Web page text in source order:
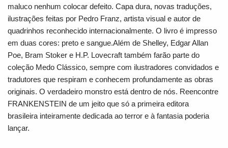
maluco nenhum colocar defeito. Capa dura, novas traduções,
ilustrações feitas por Pedro Franz, artista visual e autor de
quadrinhos reconhecido internacionalmente. O livro é impresso
em duas cores: preto e sangue.Além de Shelley, Edgar Allan
Poe, Bram Stoker e H.P. Lovecraft também farão parte do
coleção Medo Clássico, sempre com ilustradores convidados e
tradutores que respiram e conhecem profundamente as obras
originais. O verdadeiro monstro está dentro de nós. Reencontre
FRANKENSTEIN de um jeito que só a primeira editora
brasileira inteiramente dedicada ao terror e à fantasia poderia
lançar.